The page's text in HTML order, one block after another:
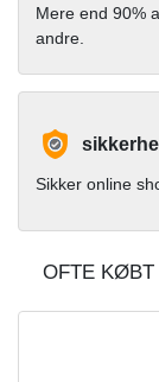
Mere end 90%
andre.
Sikker online
OFTE KØBT